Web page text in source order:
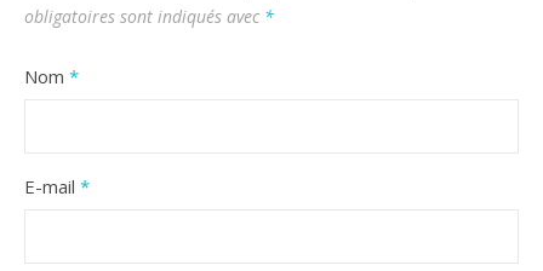
obligatoires sont indiqués avec *
Nom *
E-mail *